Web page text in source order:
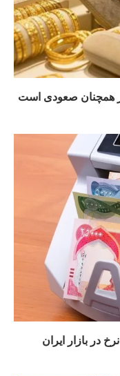
در بازار ایران